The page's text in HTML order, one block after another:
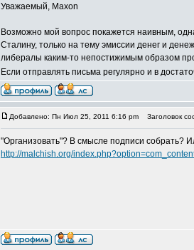
Уважаемый, Maxon
Возможно мой вопрос покажется наивным,
Сталину, только на тему эмиссии денег и
либералы каким-то непостижимым образом
Если отправлять письма регулярно и в
Добавлено: Пн Июл 25, 2011 6:16 pm Заголовок
"Организовать"? В смысле подписи собрать?
http://malchish.org/